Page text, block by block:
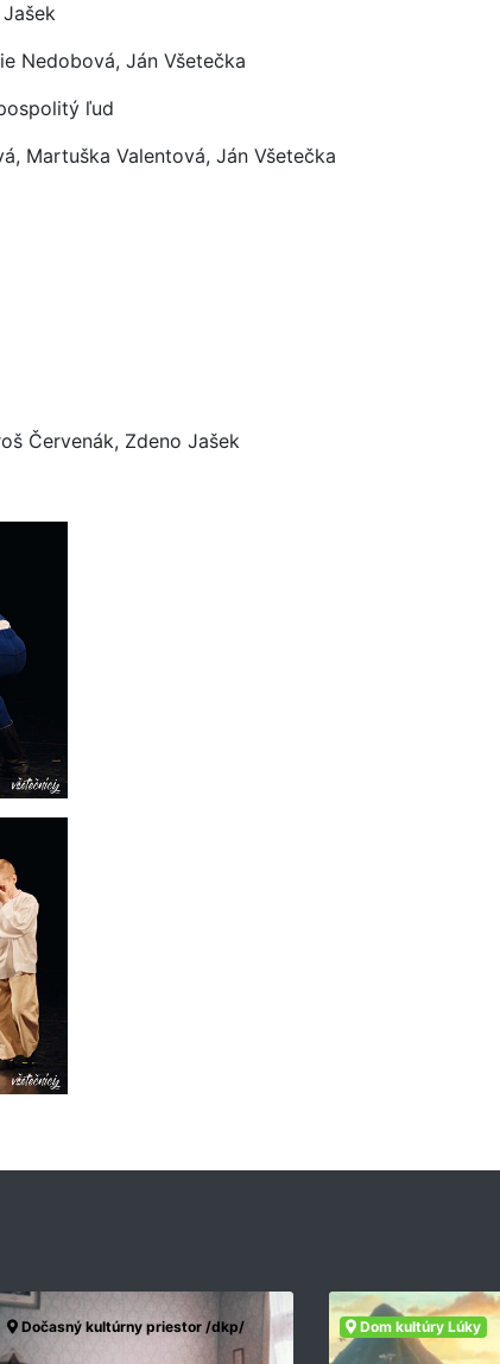
Nedobová, Ján Všetečka
ľud
Martuška Valentová, Ján Všetečka
Červenák, Zdeno Jašek
Dočasný kultúrny priestor /dkp/ Dom kultúry Lúky